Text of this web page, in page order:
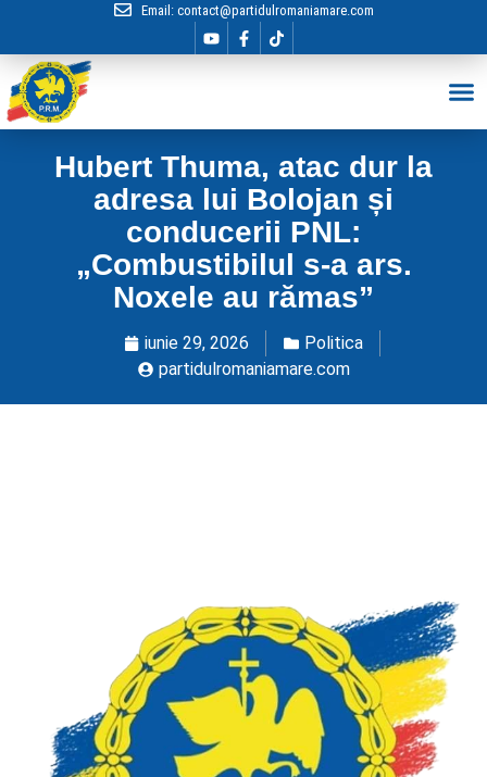
Email: contact@partidulromaniamare.com
Hubert Thuma, atac dur la
adresa lui Bolojan și
conducerii PNL:
„Combustibilul s-a ars.
Noxele au rămas”
iunie 29, 2026
Politica
partidulromaniamare.com